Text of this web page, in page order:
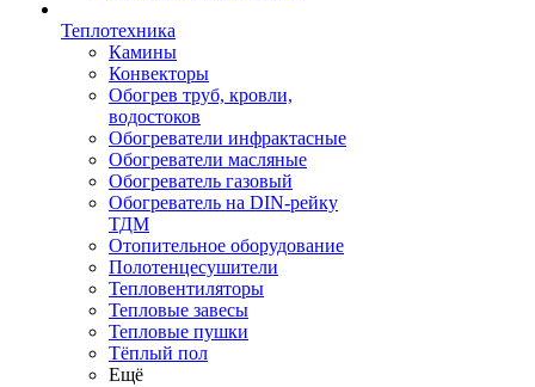
Теплотехника
Камины
Конвекторы
Обогрев труб, кровли,
водостоков
Обогреватели инфрактасные
Обогреватели масляные
Обогреватель газовый
Обогреватель на DIN-рейку
ТДМ
Отопительное оборудование
Полотенцесушители
Тепловентиляторы
Тепловые завесы
Тепловые пушки
Тёплый пол
Ещё